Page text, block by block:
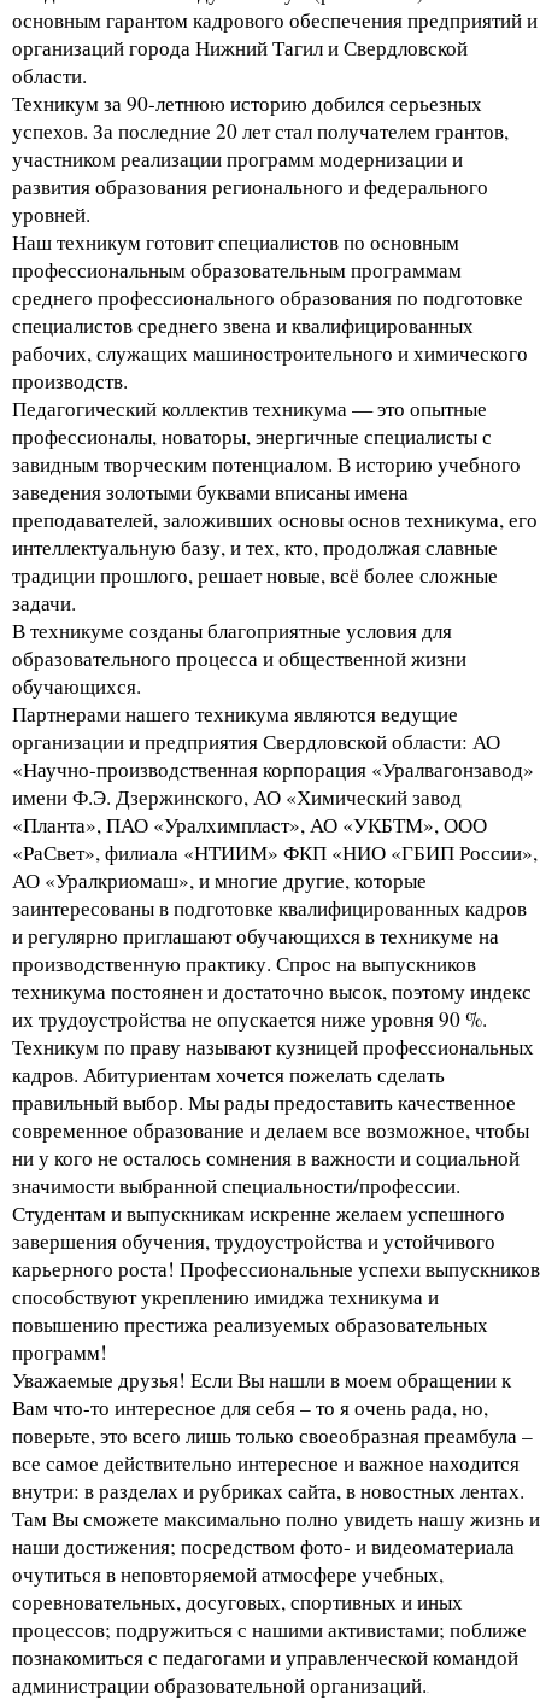
основным гарантом кадрового обеспечения предприятий и
организаций города Нижний Тагил и Свердловской
области.
Техникум за 90-летнюю историю добился серьезных
успехов. За последние 20 лет стал получателем грантов,
участником реализации программ модернизации и
развития образования регионального и федерального
уровней.
Наш техникум готовит специалистов по основным
профессиональным образовательным программам
среднего профессионального образования по подготовке
специалистов среднего звена и квалифицированных
рабочих, служащих машиностроительного и химического
производств.
Педагогический коллектив техникума — это опытные
профессионалы, новаторы, энергичные специалисты с
завидным творческим потенциалом. В историю учебного
заведения золотыми буквами вписаны имена
преподавателей, заложивших основы основ техникума, его
интеллектуальную базу, и тех, кто, продолжая славные
традиции прошлого, решает новые, всё более сложные
задачи.
В техникуме созданы благоприятные условия для
образовательного процесса и общественной жизни
обучающихся.
Партнерами нашего техникума являются ведущие
организации и предприятия Свердловской области: АО
«Научно-производственная корпорация «Уралвагонзавод»
имени Ф.Э. Дзержинского, АО «Химический завод
«Планта», ПАО «Уралхимпласт», АО «УКБТМ», ООО
«РаСвет», филиала «НТИИМ» ФКП «НИО «ГБИП России»,
АО «Уралкриомаш», и многие другие, которые
заинтересованы в подготовке квалифицированных кадров
и регулярно приглашают обучающихся в техникуме на
производственную практику. Спрос на выпускников
техникума постоянен и достаточно высок, поэтому индекс
их трудоустройства не опускается ниже уровня 90 %.
Техникум по праву называют кузницей профессиональных
кадров. Абитуриентам хочется пожелать сделать
правильный выбор. Мы рады предоставить качественное
современное образование и делаем все возможное, чтобы
ни у кого не осталось сомнения в важности и социальной
значимости выбранной специальности/профессии.
Студентам и выпускникам искренне желаем успешного
завершения обучения, трудоустройства и устойчивого
карьерного роста! Профессиональные успехи выпускников
способствуют укреплению имиджа техникума и
повышению престижа реализуемых образовательных
программ!
Уважаемые друзья! Если Вы нашли в моем обращении к
Вам что-то интересное для себя – то я очень рада, но,
поверьте, это всего лишь только своеобразная преамбула –
все самое действительно интересное и важное находится
внутри: в разделах и рубриках сайта, в новостных лентах.
Там Вы сможете максимально полно увидеть нашу жизнь и
наши достижения; посредством фото- и видеоматериала
очутиться в неповторяемой атмосфере учебных,
соревновательных, досуговых, спортивных и иных
процессов; подружиться с нашими активистами; поближе
познакомиться с педагогами и управленческой командой
администрации образовательной организаций.